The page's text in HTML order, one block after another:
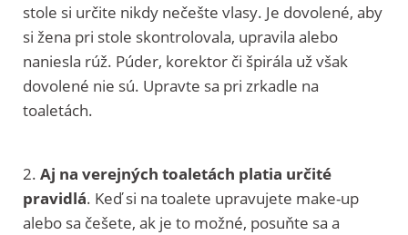
stole si určite nikdy nečešte vlasy. Je dovolené, aby
si žena pri stole skontrolovala, upravila alebo
naniesla rúž. Púder, korektor či špirála už však
dovolené nie sú. Upravte sa pri zrkadle na
toaletách.
2. Aj na verejných toaletách platia určité
pravidlá. Keď si na toalete upravujete make-up
alebo sa češete, ak je to možné, posuňte sa a